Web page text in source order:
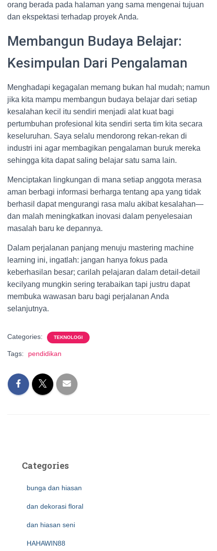
orang berada pada halaman yang sama mengenai tujuan
dan ekspektasi terhadap proyek Anda.
Membangun Budaya Belajar:
Kesimpulan Dari Pengalaman
Menghadapi kegagalan memang bukan hal mudah; namun
jika kita mampu membangun budaya belajar dari setiap
kesalahan kecil itu sendiri menjadi alat kuat bagi
pertumbuhan profesional kita sendiri serta tim kita secara
keseluruhan. Saya selalu mendorong rekan-rekan di
industri ini agar membagikan pengalaman buruk mereka
sehingga kita dapat saling belajar satu sama lain.
Menciptakan lingkungan di mana setiap anggota merasa
aman berbagi informasi berharga tentang apa yang tidak
berhasil dapat mengurangi rasa malu akibat kesalahan—
dan malah meningkatkan inovasi dalam penyelesaian
masalah baru ke depannya.
Dalam perjalanan panjang menuju mastering machine
learning ini, ingatlah: jangan hanya fokus pada
keberhasilan besar; carilah pelajaran dalam detail-detail
kecilyang mungkin sering terabaikan tapi justru dapat
membuka wawasan baru bagi perjalanan Anda
selanjutnya.
Categories: TEKNOLOGI
Tags: pendidikan
Categories
bunga dan hiasan
dan dekorasi floral
dan hiasan seni
HAHAWIN88